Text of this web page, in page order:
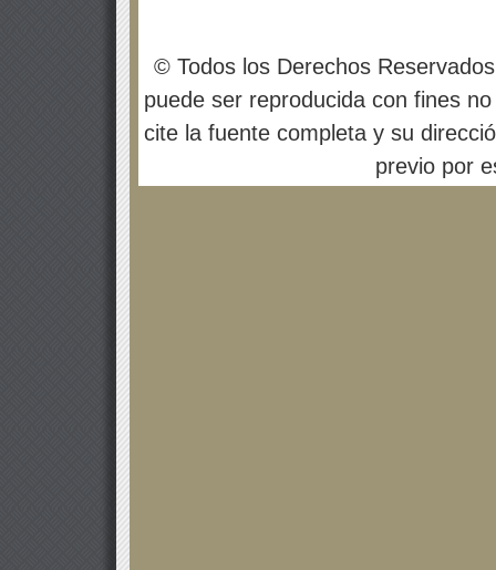
© Todos los Derechos
puede ser reproducida con fines
cite la fuente completa y su
previo por